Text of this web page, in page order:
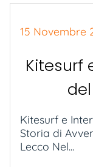
15 Novembre
Kitesurf
Kitesurf e
Storia di
Lecco Nel...